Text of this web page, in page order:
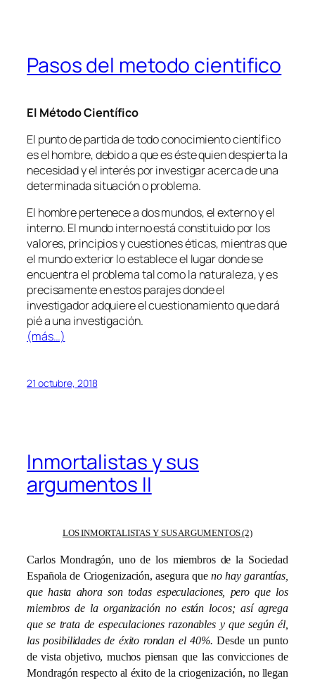
Pasos del metodo cientifico
El Método Científico
El punto de partida de todo conocimiento científico
es el hombre, debido a que es éste quien despierta la
necesidad y el interés por investigar acerca de una
determinada situación o problema.
El hombre pertenece a dos mundos, el externo y el
interno. El mundo interno está constituido por los
valores, principios y cuestiones éticas, mientras que
el mundo exterior lo establece el lugar donde se
encuentra el problema tal como la naturaleza, y es
precisamente en estos parajes donde el
investigador adquiere el cuestionamiento que dará
pié a una investigación.
(más…)
21 octubre, 2018
Inmortalistas y sus
argumentos II
LOS INMORTALISTAS Y SUS ARGUMENTOS (2)
Carlos Mondragón, uno de los miembros de la Sociedad
Española de Criogenización, asegura que no hay garantías,
que hasta ahora son todas especulaciones, pero que los
miembros de la organización no están locos; así agrega
que se trata de especulaciones razonables y que según él,
las posibilidades de éxito rondan el 40%. Desde un punto
de vista objetivo, muchos piensan que las convicciones de
Mondragón respecto al éxito de la criogenización, no llegan